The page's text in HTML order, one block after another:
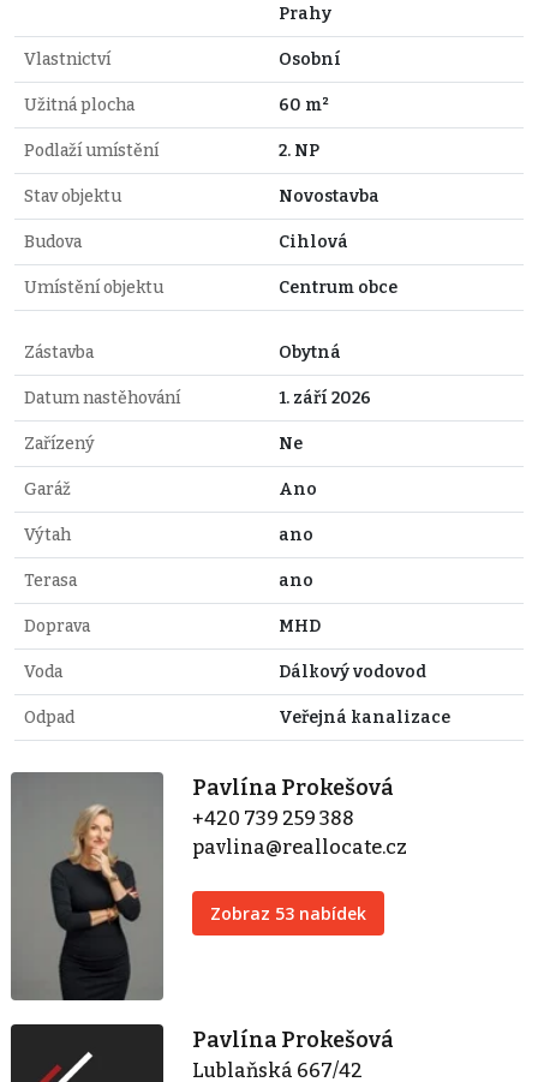
Prahy
Vlastnictví Osobní
Užitná plocha 60 m²
Podlaží umístění 2. NP
Stav objektu Novostavba
Budova Cihlová
Umístění objektu Centrum obce
Zástavba Obytná
Datum nastěhování 1. září 2026
Zařízený Ne
Garáž Ano
Výtah ano
Terasa ano
Doprava MHD
Voda Dálkový vodovod
Odpad Veřejná kanalizace
Pavlína Prokešová
+420 739 259 388
pavlina@reallocate.cz
Zobraz 53 nabídek
Pavlína Prokešová
Lublaňská 667/42